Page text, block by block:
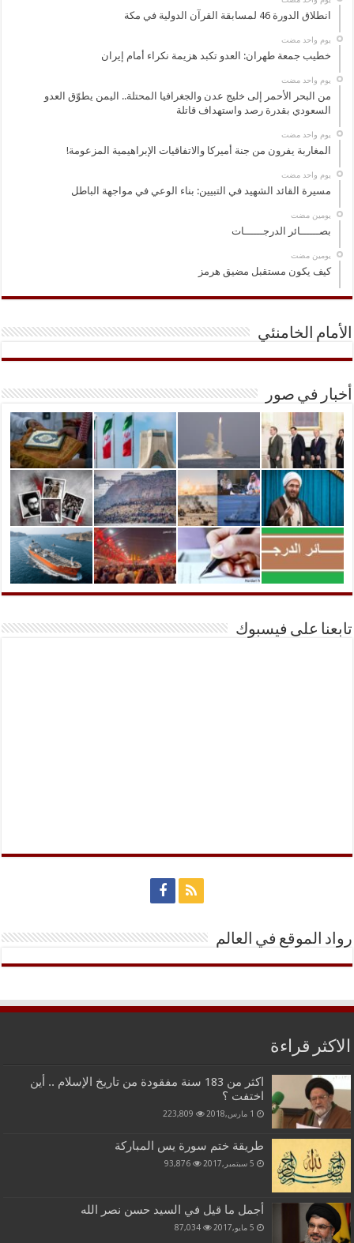
انطلاق الدورة 46 لمسابقة القرآن الدولية في مكة
‏يوم واحد مضت
خطيب جمعة طهران: العدو تكبد هزيمة نكراء أمام إيران
‏يوم واحد مضت
من البحر الأحمر إلى خليج عدن والجغرافيا المحتلة.. اليمن يطوّق العدو
السعودي بقدرة رصد واستهداف قاتلة
‏يوم واحد مضت
المغاربة يفرون من جنة أميركا والاتفاقيات الإبراهيمية المزعومة!
‏يوم واحد مضت
مسيرة القائد الشهيد في التبيين: بناء الوعي في مواجهة الباطل
‏يومين مضت
بصــــــائر الدرجــــــات
‏يومين مضت
كيف يكون مستقبل مضيق هرمز
الأمام الخامنئي
أخبار في صور
تابعنا على فيسبوك
رواد الموقع في العالم
الاكثر قراءة
اكثر من 183 سنة مفقودة من تاريخ الإسلام .. أين
اختفت ؟
1 مارس,2018 223,809
طريقة ختم سورة يس المباركة
5 سبتمبر,2017 93,876
أجمل ما قيل في السيد حسن نصر الله
5 مايو,2017 87,034